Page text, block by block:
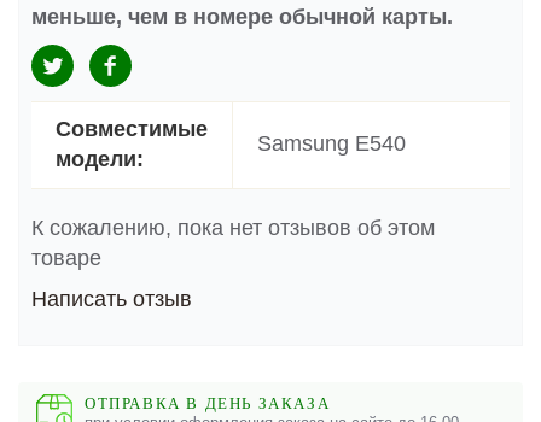
меньше, чем в номере обычной карты.
Совместимые
модели:
Samsung E540
К сожалению, пока нет отзывов об этом
товаре
Написать отзыв
ОТПРАВКА В ДЕНЬ ЗАКАЗА